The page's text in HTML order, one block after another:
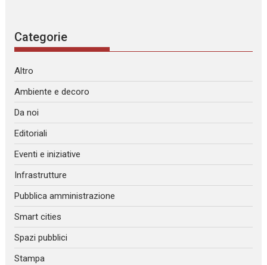
Categorie
Altro
Ambiente e decoro
Da noi
Editoriali
Eventi e iniziative
Infrastrutture
Pubblica amministrazione
Smart cities
Spazi pubblici
Stampa